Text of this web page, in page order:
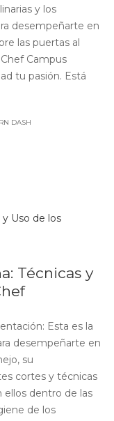
y los
desempeñarte en
las puertas al
Campus
tu pasión. Está
DASH
Técnicas y
Esta es la
desempeñarte en
su
cortes y técnicas
dentro de las
de los